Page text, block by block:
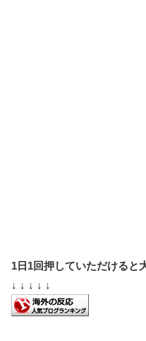
1日1回押していただけると
↓ ↓ ↓ ↓ ↓